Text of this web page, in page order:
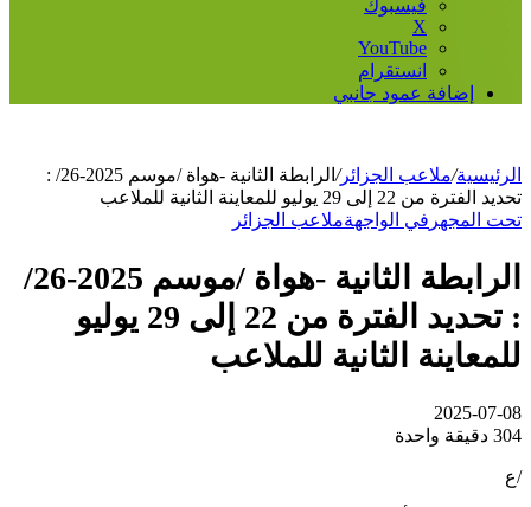
فيسبوك
‫X
‫YouTube
انستقرام
إضافة عمود جانبي
الرئيسية/ملاعب الجزائر/
الرابطة الثانية -هواة /موسم 2025-26/ :
تحديد الفترة من 22 إلى 29 يوليو للمعاينة الثانية للملاعب
تحت المجهر في الواجهةملاعب الجزائر
الرابطة الثانية -هواة /موسم 2025-26/
: تحديد الفترة من 22 إلى 29 يوليو
للمعاينة الثانية للملاعب
2025-07-08
304 دقيقة واحدة
/ع